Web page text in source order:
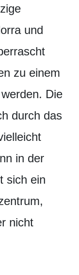
und
zu einem
Die
durch das
in der
sich ein
nicht